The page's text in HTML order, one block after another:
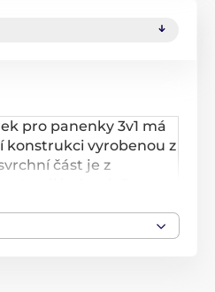
pro panenky 3v1 má
konstrukci vyrobenou z
část je z
pěnou. Uvnitř
k snadnéme